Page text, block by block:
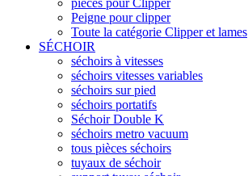
pieces pour Clipper
Peigne pour clipper
Toute la catégorie Clipper et lames
SÉCHOIR
séchoirs à vitesses
séchoirs vitesses variables
séchoirs sur pied
séchoirs portatifs
Séchoir Double K
séchoirs metro vacuum
tous pièces séchoirs
tuyaux de séchoir